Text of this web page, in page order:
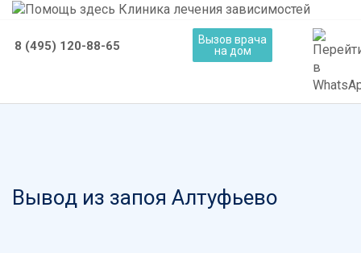
8 (495) 120-88-65
Вызов врача
на дом
Вывод из запоя Алтуфьево